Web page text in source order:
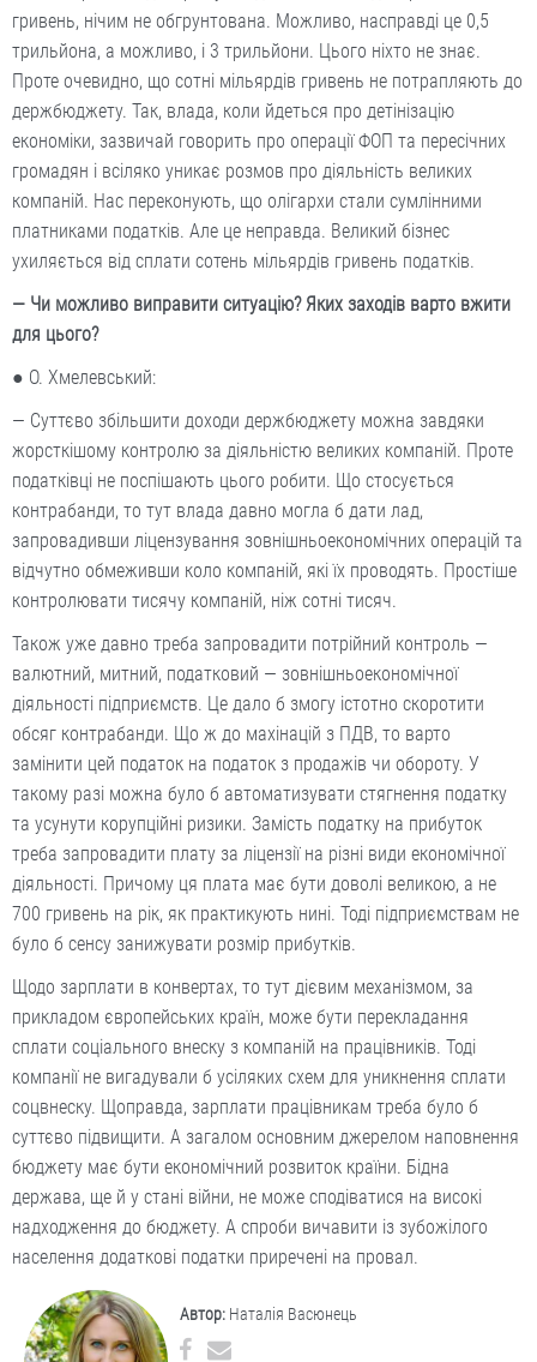
гривень, нічим не обгрунтована. Можливо, насправді це 0,5
трильйона, а можливо, і 3 трильйони. Цього ніхто не знає.
Проте очевидно, що сотні мільярдів гривень не потрапляють до
держбюджету. Так, влада, коли йдеться про детінізацію
економіки, зазвичай говорить про операції ФОП та пересічних
громадян і всіляко уникає розмов про діяльність великих
компаній. Нас переконують, що олігархи стали сумлінними
платниками податків. Але це неправда. Великий бізнес
ухиляється від сплати сотень мільярдів гривень податків.
— Чи можливо виправити ситуацію? Яких заходів варто вжити
для цього?
● О. Хмелевський:
— Суттєво збільшити доходи держбюджету можна завдяки
жорсткішому контролю за діяльністю великих компаній. Проте
податківці не поспішають цього робити. Що стосується
контрабанди, то тут влада давно могла б дати лад,
запровадивши ліцензування зовнішньоекономічних операцій та
відчутно обмеживши коло компаній, які їх проводять. Простіше
контролювати тисячу компаній, ніж сотні тисяч.
Також уже давно треба запровадити потрійний контроль —
валютний, митний, податковий — зовнішньоекономічної
діяльності підприємств. Це дало б змогу істотно скоротити
обсяг контрабанди. Що ж до махінацій з ПДВ, то варто
замінити цей податок на податок з продажів чи обороту. У
такому разі можна було б автоматизувати стягнення податку
та усунути корупційні ризики. Замість податку на прибуток
треба запровадити плату за ліцензії на різні види економічної
діяльності. Причому ця плата має бути доволі великою, а не
700 гривень на рік, як практикують нині. Тоді підприємствам не
було б сенсу занижувати розмір прибутків.
Щодо зарплати в конвертах, то тут дієвим механізмом, за
прикладом європейських країн, може бути перекладання
сплати соціального внеску з компаній на працівників. Тоді
компанії не вигадували б усіляких схем для уникнення сплати
соцвнеску. Щоправда, зарплати працівникам треба було б
суттєво підвищити. А загалом основним джерелом наповнення
бюджету має бути економічний розвиток країни. Бідна
держава, ще й у стані війни, не може сподіватися на високі
надходження до бюджету. А спроби вичавити із зубожілого
населення додаткові податки приречені на провал.
Автор: Наталія Васюнець